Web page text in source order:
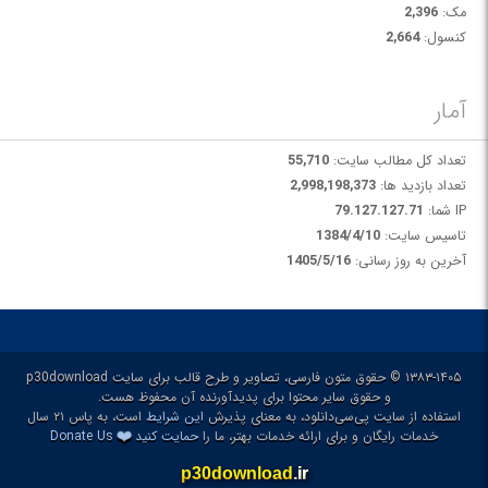
مک: 2,396
کنسول:2,664
آمار
تعداد کل مطالب سایت: 55,710
تعداد بازدید ها: 2,998,198,373
IP شما:
79.127.127.71
تاسیس سایت: 1384/4/10
آخرین به روز رسانی: 1405/5/16
۱۳۸۳-۱۴۰۵ © حقوق متون فارسی، تصاویر و طرح قالب برای سایت p30download
و حقوق سایر محتوا برای پدیدآورنده آن محفوظ هست.
استفاده از سایت پی‌سی‌دانلود، به معنای پذیرش این شرایط
است، به پاس ۲۱ سال
خدمات رایگان و برای ارائه خدمات بهتر، ما راحمایت کنید❤️
Donate Us
p30download